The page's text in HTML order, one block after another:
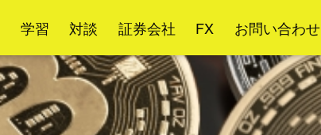
学習 対談 証券会社 FX お問い合わせ